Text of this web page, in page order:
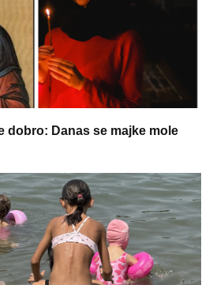
dobro: Danas se majke mole